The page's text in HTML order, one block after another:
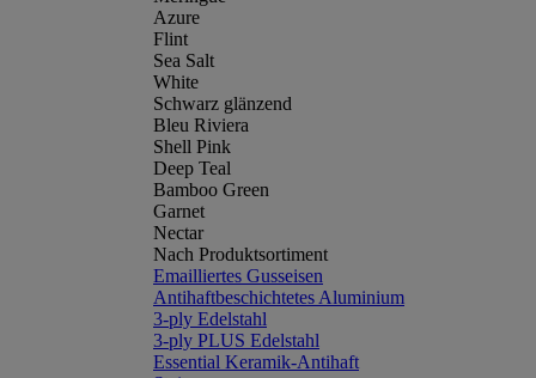
Azure
Flint
Sea Salt
White
Schwarz glänzend
Bleu Riviera
Shell Pink
Deep Teal
Bamboo Green
Garnet
Nectar
Nach Produktsortiment
Emailliertes Gusseisen
Antihaftbeschichtetes Aluminium
3-ply Edelstahl
3-ply PLUS Edelstahl
Essential Keramik-Antihaft